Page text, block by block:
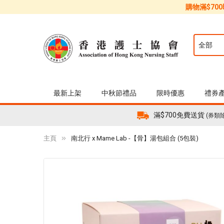
購物滿
最新上架 中秋節禮品 限時優惠 禮券
滿$700免費送貨 (券類
主頁 南北行 x Mame Lab -【骨】湯包組合 (5包裝)